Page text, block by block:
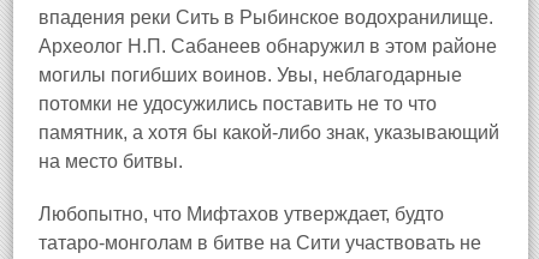
впадения реки Сить в Рыбинское водохранилище.
Археолог Н.П. Сабанеев обнаружил в этом районе
могилы погибших воинов. Увы, неблагодарные
потомки не удосужились поставить не то что
памятник, а хотя бы какой-либо знак, указывающий
на место битвы.
Любопытно, что Мифтахов утверждает, будто
татаро-монголам в битве на Сити участвовать не